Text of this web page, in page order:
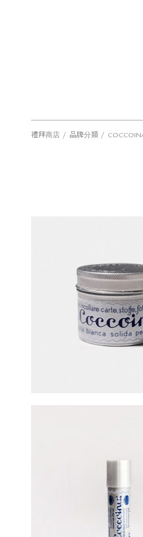
禮拜商店 / 品牌分類 /
Coccoina 經典杏
NT$250
Coccoina 經典杏仁味口
NT$80